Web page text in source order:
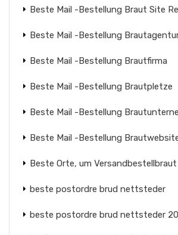
Beste Mail -Bestellung Braut Site
Beste Mail -Bestellung
Beste Mail -Bestellung Brautfirma
Beste Mail -Bestellung Brautpletze
Beste Mail -Bestellung
Beste Mail -Bestellung
Beste Orte, um
beste postordre brud nettsteder
beste postordre brud nettsteder